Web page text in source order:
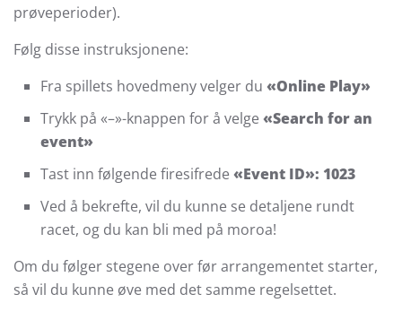
prøveperioder).
Følg disse instruksjonene:
Fra spillets hovedmeny velger du «Online Play»
Trykk på «–»-knappen for å velge «Search for an
event»
Tast inn følgende firesifrede «Event ID»: 1023
Ved å bekrefte, vil du kunne se detaljene rundt
racet, og du kan bli med på moroa!
Om du følger stegene over før arrangementet starter,
så vil du kunne øve med det samme regelsettet.